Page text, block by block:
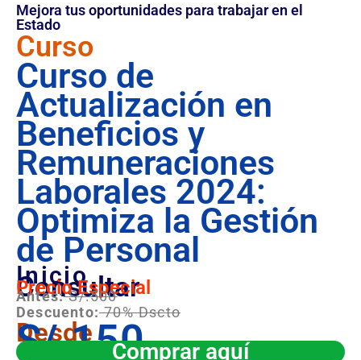
Mejora tus oportunidades para trabajar en el
Estado
Curso
Curso de
Actualización en
Beneficios y
Remuneraciones
Laborales 2024:
Optimiza la Gestión
de Personal
Inicio
Consultar
Precio Especial
Antes:S/.500
Descuento:70% Dscto
Desde
S/.150Comprar aquí